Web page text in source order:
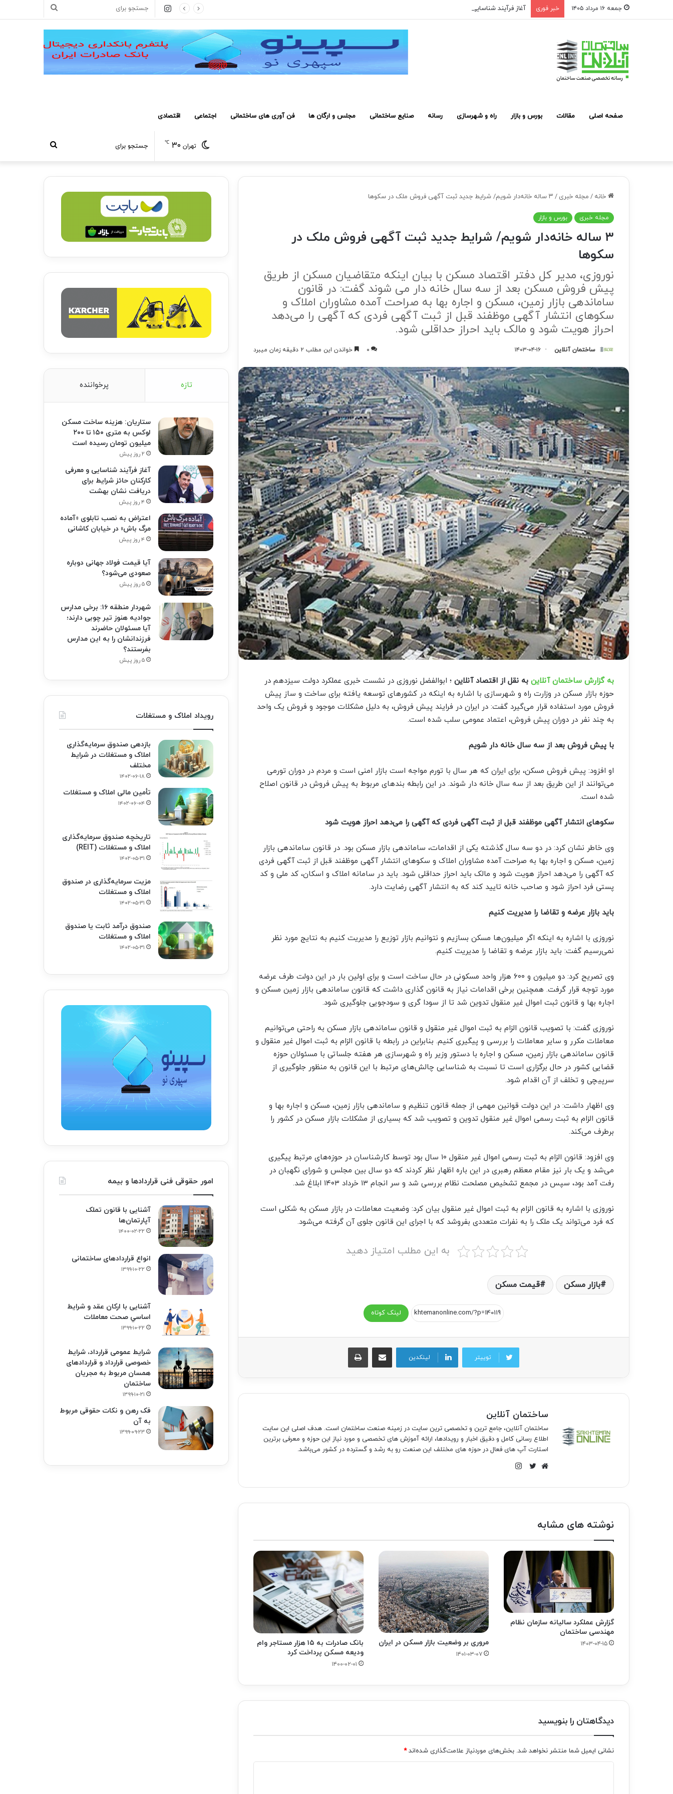
جمعه ۱۶ مرداد ۱۴۰۵ خبر فوری آغاز فرآیند شناسایی و معرفی کارکنان حائز شرایط برای دریافت نشان بهشت
جستجو
اینستاگرام
صفحه اصلی مقالات بورس و بازار راه و شهرسازی رسانه صنایع ساختمانی مجلس و ارگان ها فن آوری های ساختمانی اجتماعی اقتصادی
جستجو
برای
تهران ۳۰ ℃
خانه / مجله خبری / ۳ ساله خانه‌دار شویم/ شرایط جدید ثبت آگهی فروش ملک در سکوها
مجله خبری بورس و بازار
۳ ساله خانه‌دار شویم/ شرایط جدید ثبت آگهی فروش ملک در
سکوها
نوروزی، مدیر کل دفتر اقتصاد مسکن با بیان اینکه متقاضیان مسکن از طریق
پیش فروش مسکن بعد از سه سال خانه دار می شوند گفت: در قانون
ساماندهی بازار زمین، مسکن و اجاره بها به صراحت آمده مشاوران املاک و
سکوهای انتشار آگهی موظفند قبل از ثبت آگهی فردی که آگهی را می‌دهد
احراز هویت شود و مالک باید احراز حداقلی شود.
ساختمان آنلاین ۱۴۰۳-۰۴-۱۶ ۰ خواندن این مطلب ۲ دقیقه زمان میبرد
به گزارش ساختمان آنلاین به نقل از اقتصاد آنلاین ؛ ابوالفضل نوروزی در نشست خبری عملکرد دولت سیزدهم در
حوزه بازار مسکن در وزارت راه و شهرسازی با اشاره به اینکه در کشورهای توسعه یافته برای ساخت و ساز پیش
فروش مورد استفاده قرار می‌گیرد گفت: در ایران در فرایند پیش فروش، به دلیل مشکلات موجود و فروش یک واحد
به چند نفر در دوران پیش فروش، اعتماد عمومی سلب شده است.
با پیش فروش بعد از سه سال خانه دار شویم
او افزود: پیش فروش مسکن، برای ایران که هر سال با تورم مواجه است بازار امنی است و مردم در دوران تورمی
می‌توانند از این طریق بعد از سه سال خانه دار شوند. در این رابطه بندهای مربوط به پیش فروش در قانون اصلاح
شده است.
سکوهای انتشار آگهی موظفند قبل از ثبت آگهی فردی که آگهی را می‌دهد احراز هویت شود
وی خاطر نشان کرد: در دو سه سال گذشته یکی از اقدامات، ساماندهی بازار مسکن بود. در قانون ساماندهی بازار
زمین، مسکن و اجاره بها به صراحت آمده مشاوران املاک و سکوهای انتشار آگهی موظفند قبل از ثبت آگهی فردی
که آگهی را می‌دهد احراز هویت شود و مالک باید احراز حداقلی شود. باید در سامانه املاک و اسکان، کد ملی و کد
پستی فرد احراز شود و صاحب خانه تایید کند که به انتشار آگهی رضایت دارد.
باید بازار عرضه و تقاضا را مدیریت کنیم
نوروزی با اشاره به اینکه اگر میلیون‌ها مسکن بسازیم و نتوانیم بازار توزیع را مدیریت کنیم به نتایج مورد نظر
نمی‌رسیم گفت: باید بازار عرضه و تقاضا را مدیریت کنیم.
وی تصریح کرد: دو میلیون و ۶۰۰ هزار واحد مسکونی در حال ساخت است و برای اولین بار در این دولت طرف عرضه
مورد توجه قرار گرفت. همچنین برخی اقدامات نیاز به قانون گذاری داشت که قانون ساماندهی بازار زمین مسکن و
اجاره بها و قانون ثبت اموال غیر منقول تدوین شد تا از سودا گری و سودجویی جلوگیری شود.
نوروزی گفت: با تصویب قانون الزام به ثبت اموال غیر منقول و قانون ساماندهی بازار مسکن به راحتی می‌توانیم
معاملات مکرر و سایر معاملات را بررسی و پیگیری کنیم. بنابراین در رابطه با قانون الزام به ثبت اموال غیر منقول و
قانون ساماندهی بازار زمین، مسکن و اجاره با دستور وزیر راه و شهرسازی هر هفته جلساتی با مسئولان حوزه
قضایی کشور در حال برگزاری است تا نسبت به شناسایی چالش‌های مرتبط با این قانون به منظور جلوگیری از
سرپیچی و تخلف از آن اقدام شود.
وی اظهار داشت: در این دولت قوانین مهمی از جمله قانون تنظیم و ساماندهی بازار زمین، مسکن و اجاره بها و
قانون الزام به ثبت رسمی اموال غیر منقول تدوین و تصویب شد که بسیاری از مشکلات بازار مسکن در کشور را
برطرف می‌کند.
وی افزود: قانون الزام به ثبت رسمی اموال غیر منقول ۱۰ سال بود توسط کارشناسان در حوزه‌های مرتبط پیگیری
می‌شد و یک بار نیز مقام معظم رهبری در این باره اظهار نظر کردند که دو سال بین مجلس و شورای نگهبان در
رفت آمد بود، سپس در مجمع تشخیص مصلحت نظام بررسی شد و سر انجام ۱۳ خرداد ۱۴۰۳ ابلاغ شد.
نوروزی با اشاره به قانون الزام به ثبت اموال غیر منقول بیان کرد: وضعیت معاملات در بازار مسکن به شکلی است
که فرد می‌تواند یک ملک را به نفرات متعددی بفروشد که با اجرای این قانون جلوی آن گرفته می‌شود.
به این مطلب امتیاز دهید
بازار مسکن قیمت مسکن
لینک کوتاه
توییتر لینکدین
اشتراک گذاری از طریق ایمیل چاپ
ساختمان آنلاین
ساختمان آنلاین، جامع ترین و تخصصی ترین سایت در زمینه صنعت ساختمان است. هدف اصلی این سایت
اطلاع رسانی کامل و دقیق اخبار و رویدادها، ارائه آموزش های تخصصی و مورد نیاز این حوزه و معرفی برترین
استارت آپ های فعال در حوزه های مختلف این صنعت رو به رشد و گسترده در کشور می‌باشد.
نوشته های مشابه
گزارش عملکرد سالیانه سازمان نظام
مهندسی ساختمان
۱۴۰۳-۰۴-۱۵ مروری بر وضعیت بازار مسکن در ایران
۱۴۰۱-۰۳-۰۷
بانک صادرات به ١٥ هزار مستاجر وام
ودیعه مسکن پرداخت کرد
۱۴۰۰-۰۲-۰۱
دیدگاهتان را بنویسید
نشانی ایمیل شما منتشر نخواهد شد. بخش‌های موردنیاز علامت‌گذاری شده‌اند*
تازه پرخواننده
ستاریان: هزینه ساخت مسکن
لوکس به متری ۱۵۰ تا ۲۰۰
میلیون تومان رسیده است
۲ روز پیش
آغاز فرآیند شناسایی و معرفی
کارکنان حائز شرایط برای
دریافت نشان بهشت
۴ روز پیش
اعتراض به نصب تابلوی «آماده
مرگ باش» در خیابان کاشانی
۴ روز پیش
آیا قیمت فولاد جهانی دوباره
صعودی می‌شود؟
۵ روز پیش
شهردار منطقه ۱۶: برخی مدارس
جوادیه هنوز تیر چوبی دارند؛
آیا مسئولان حاضرند
فرزندانشان را به این مدارس
بفرستند؟
۵ روز پیش
رویداد املاک و مستغلات
بازدهی صندوق سرمایه‌گذاری
املاک و مستغلات در شرایط
مختلف
۱۴۰۲-۰۶-۱۸
تأمین مالی املاک و مستغلات
۱۴۰۲-۰۶-۰۴
تاریخچه صندوق سرمایه‌گذاری
املاک و مستغلات (REIT)
۱۴۰۲-۰۵-۳۱
مزیت سرمایه‌گذاری در صندوق
املاک و مستغلات
۱۴۰۲-۰۵-۳۱
صندوق درآمد ثابت یا صندوق
املاک و مستغلات
۱۴۰۲-۰۵-۳۱
امور حقوقی فنی قراردادها و بیمه
آشنایی با قانون تملک
آپارتمان‌ها
۱۴۰۰-۰۲-۲۲
انواع قراردادهای ساختمانی
۱۳۹۹-۱۰-۲۲
آشنایی با ارکان عقد و شرايط
اساسي صحت معاملات
۱۳۹۹-۱۰-۲۲
شرایط عمومی قرارداد، شرایط
خصوصی قرارداد و قراردادهای
همسان مربوط به مجریان
ساختمان
۱۳۹۹-۱۰-۲۱
فک‌ رهن و نکات حقوقی مربوط
به آن
۱۳۹۹-۰۹-۲۳